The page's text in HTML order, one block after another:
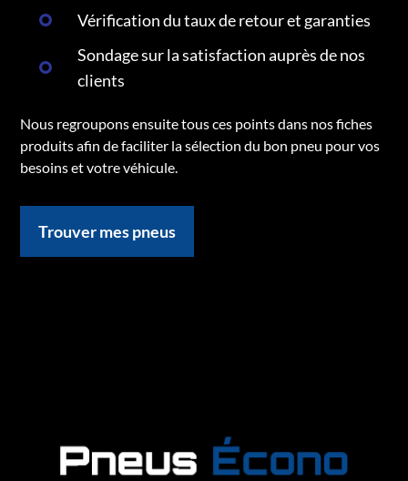
Vérification du taux de retour et garanties
Sondage sur la satisfaction auprès de nos
clients
Nous regroupons ensuite tous ces points dans nos fiches
produits afin de faciliter la sélection du bon pneu pour vos
besoins et votre véhicule.
Trouver mes pneus